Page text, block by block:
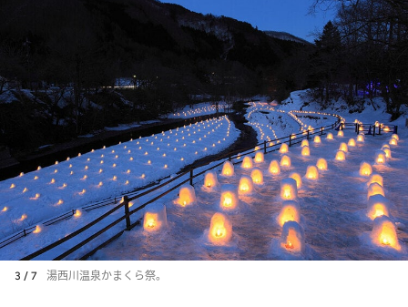
3 / 7 湯西川温泉かまくら祭。